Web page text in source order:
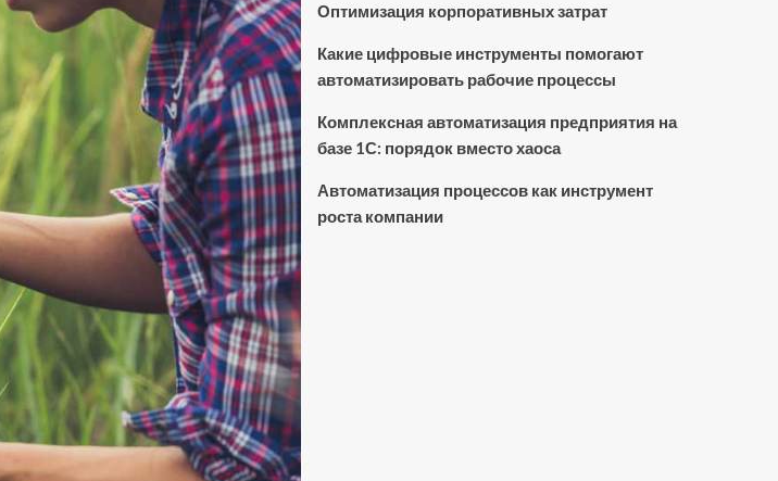
Оптимизация корпоративных затрат
Какие цифровые инструменты помогают
автоматизировать рабочие процессы
Комплексная автоматизация предприятия на
базе 1С: порядок вместо хаоса
Автоматизация процессов как инструмент
роста компании